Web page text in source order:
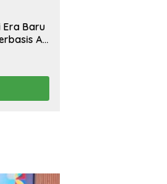
Era Baru
AI,